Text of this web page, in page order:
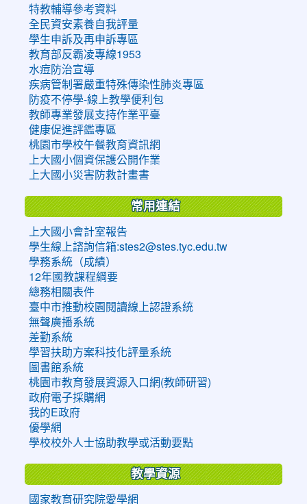
特教輔導參考資料
全民資安素養自我評量
學生申訴及再申訴專區
教育部反霸凌專線1953
水痘防治宣導
疾病管制署嚴重特殊傳染性肺炎專區
防疫不停學-線上教學便利包
教師專業發展支持作業平臺
健康促進評鑑專區
桃園市學校午餐教育資訊網
上大國小個資保護公開作業
上大國小災害防救計畫書
常用連結
上大國小會計室報告
學生線上諮詢信箱:stes2@stes.tyc.edu.tw
學務系統（成績）
12年國教課程綱要
總務相關表件
臺中市推動校園閱讀線上認證系統
無聲廣播系統
差勤系統
學習扶助方案科技化評量系統
圖書館系統
桃園市教育發展資源入口網(教師研習)
政府電子採購網
我的E政府
優學網
學校校外人士協助教學或活動要點
教學資源
國家教育研究院愛學網